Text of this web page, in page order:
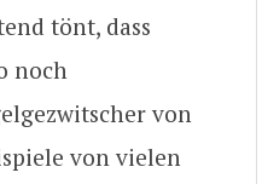
tönt, dass
noch
von
von vielen